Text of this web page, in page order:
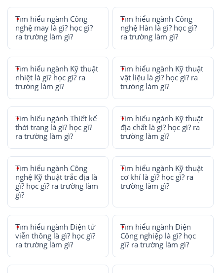
Tìm hiểu ngành Công
nghệ may là gì? học gì?
ra trường làm gì?
Tìm hiểu ngành Công
nghệ Hàn là gì? học gì?
ra trường làm gì?
Tìm hiểu ngành Kỹ thuật
nhiệt là gì? học gì? ra
trường làm gì?
Tìm hiểu ngành Kỹ thuật
vật liệu là gì? học gì? ra
trường làm gì?
Tìm hiểu ngành Thiết kế
thời trang là gì? học gì?
ra trường làm gì?
Tìm hiểu ngành Kỹ thuật
địa chất là gì? học gì? ra
trường làm gì?
Tìm hiểu ngành Công
nghệ Kỹ thuật trắc địa là
gì? học gì? ra trường làm
gì?
Tìm hiểu ngành Kỹ thuật
cơ khí là gì? học gì? ra
trường làm gì?
Tìm hiểu ngành Điện tử
viễn thông là gì? học gì?
ra trường làm gì?
Tìm hiểu ngành Điện
Công nghiệp là gì? học
gì? ra trường làm gì?